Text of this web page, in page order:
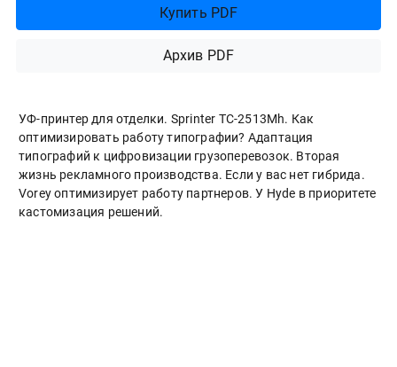
Купить PDF
Архив PDF
УФ-принтер для отделки. Sprinter ТС-2513Mh. Как
оптимизировать работу типографии? Адаптация
типографий к цифровизации грузоперевозок. Вторая
жизнь рекламного производства. Если у вас нет гибрида.
Vorey оптимизирует работу партнеров. У Hyde в приоритете
кастомизация решений.